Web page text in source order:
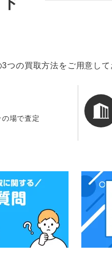
の買取方法をご用意して
場で査定